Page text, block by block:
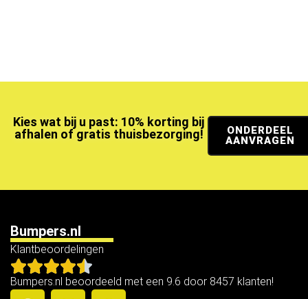
Kies wat bij u past: 10% korting bij
afhalen of gratis thuisbezorging!
ONDERDEEL
AANVRAGEN
Bumpers.nl
Klantbeoordelingen
Bumpers.nl beoordeeld met een 9.6 door 8457 klanten!